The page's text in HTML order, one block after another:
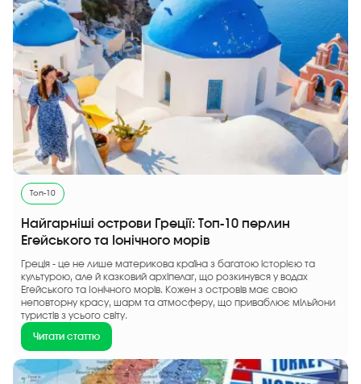
Топ-10
Найгарніші острови Греції: Топ-10 перлин
Егейського та Іонічного морів
Греція - це не лише материкова країна з багатою історією та
культурою, але й казковий архіпелаг, що розкинувся у водах
Егейського та Іонічного морів. Кожен з островів має свою
неповторну красу, шарм та атмосферу, що приваблює мільйони
туристів з усього світу.
Читати статтю